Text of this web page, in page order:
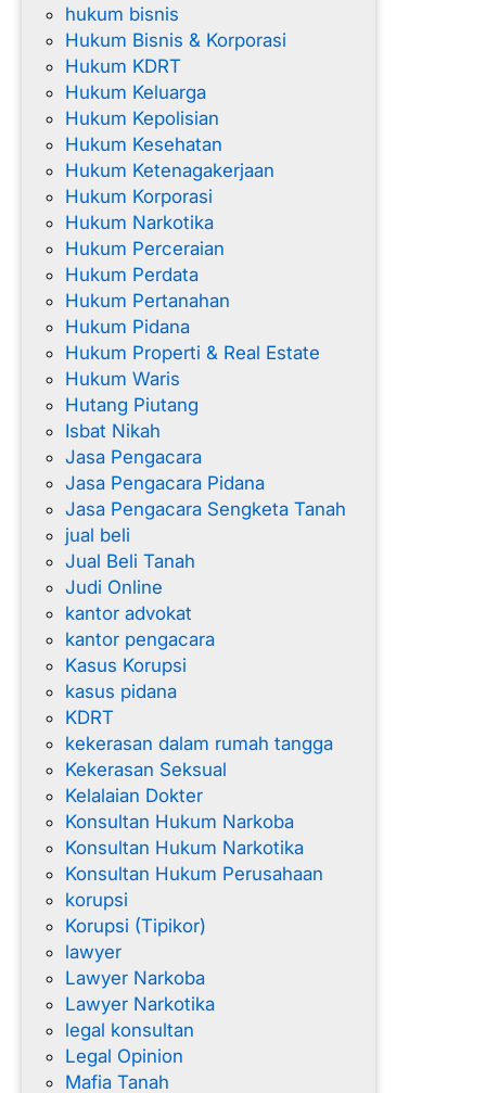
hukum bisnis
Hukum Bisnis & Korporasi
Hukum KDRT
Hukum Keluarga
Hukum Kepolisian
Hukum Kesehatan
Hukum Ketenagakerjaan
Hukum Korporasi
Hukum Narkotika
Hukum Perceraian
Hukum Perdata
Hukum Pertanahan
Hukum Pidana
Hukum Properti & Real Estate
Hukum Waris
Hutang Piutang
Isbat Nikah
Jasa Pengacara
Jasa Pengacara Pidana
Jasa Pengacara Sengketa Tanah
jual beli
Jual Beli Tanah
Judi Online
kantor advokat
kantor pengacara
Kasus Korupsi
kasus pidana
KDRT
kekerasan dalam rumah tangga
Kekerasan Seksual
Kelalaian Dokter
Konsultan Hukum Narkoba
Konsultan Hukum Narkotika
Konsultan Hukum Perusahaan
korupsi
Korupsi (Tipikor)
lawyer
Lawyer Narkoba
Lawyer Narkotika
legal konsultan
Legal Opinion
Mafia Tanah